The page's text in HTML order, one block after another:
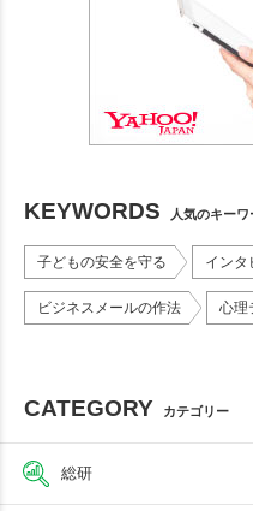
KEYWORDS 人気のキーワ
子どもの安全を守る インタ
ビジネスメールの作法 心理
CATEGORY カテゴリー
総研